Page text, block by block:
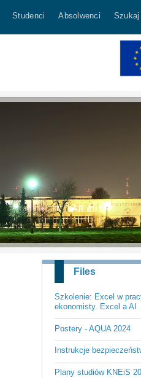
Studenci Absolwenci Szukaj
Files
Szkolenie: Excel w
ekonomisty. Excel a AI
Postery - AQUA 2024
Instrukcje
Plany studiów KNEiS